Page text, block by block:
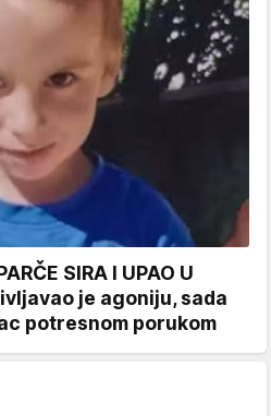
SIRA I UPAO U
je agoniju, sada
potresnom porukom